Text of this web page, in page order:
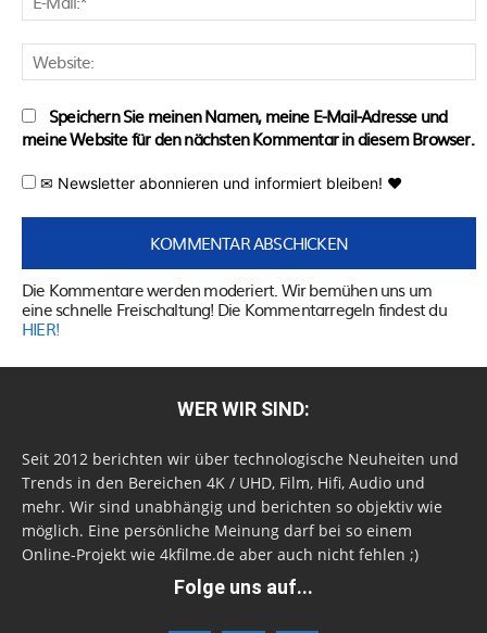
Speichern Sie meinen Namen, meine E-Mail-Adresse und
meine Website für den nächsten Kommentar in diesem Browser.
✉ Newsletter abonnieren und informiert bleiben! ♥
Die Kommentare werden moderiert. Wir bemühen uns um
eine schnelle Freischaltung! Die Kommentarregeln findest du
HIER!
WER WIR SIND:
Seit 2012 berichten wir über technologische Neuheiten und
Trends in den Bereichen 4K / UHD, Film, Hifi, Audio und
mehr. Wir sind unabhängig und berichten so objektiv wie
möglich. Eine persönliche Meinung darf bei so einem
Online-Projekt wie 4kfilme.de aber auch nicht fehlen ;)
Folge uns auf...